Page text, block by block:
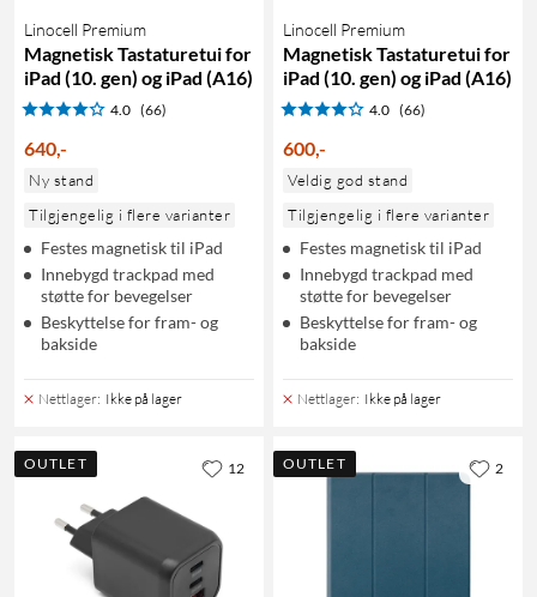
Linocell Premium
Magnetisk Tastaturetui for
iPad (10. gen) og iPad (A16)
4.0 (66)
640,-
Ny stand
Tilgjengelig i flere varianter
Festes magnetisk til iPad
Innebygd trackpad med
støtte for bevegelser
Beskyttelse for fram- og
bakside
Nettlager: Ikke på lager
Linocell Premium
Magnetisk Tastaturetui for
iPad (10. gen) og iPad (A16)
4.0 (66)
600,-
Veldig god stand
Tilgjengelig i flere varianter
Festes magnetisk til iPad
Innebygd trackpad med
støtte for bevegelser
Beskyttelse for fram- og
bakside
Nettlager: Ikke på lager
OUTLET 12 OUTLET 2